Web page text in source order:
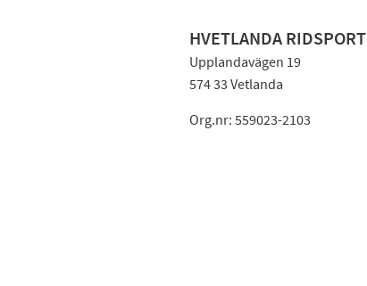
HVETLANDA RIDSPORT
Upplandavägen 19
574 33 Vetlanda
Org.nr: 559023-2103